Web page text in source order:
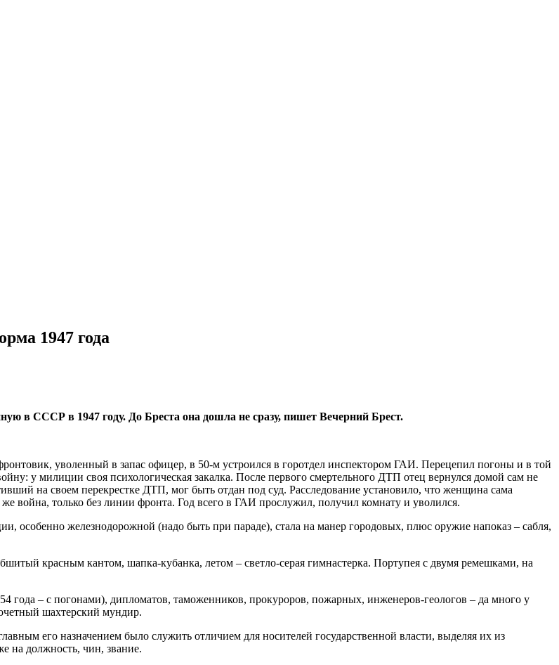
1947 года
в СССР в 1947 году. До Бреста она дошла не сразу, пишет Вечерний Брест.
уволенный в запас офицер, в 50-м устроился в горотдел инспектором ГАИ. Перецепил погоны и в той
у милиции своя психологическая закалка. После первого смертельного ДТП отец вернулся домой сам не
на своем перекрестке ДТП, мог быть отдан под суд. Расследование установило, что женщина сама
война, только без линии фронта. Год всего в ГАИ прослужил, получил комнату и уволился.
особенно железнодорожной (надо быть при параде), стала на манер городовых, плюс оружие напоказ – сабля,
красным кантом, шапка-кубанка, летом – светло-серая гимнастерка. Портупея с двумя ремешками, на
– с погонами), дипломатов, таможенников, прокуроров, пожарных, инженеров-геологов – да много у
шахтерский мундир.
его назначением было служить отличием для носителей государственной власти, выделяя их из
на должность, чин, звание.